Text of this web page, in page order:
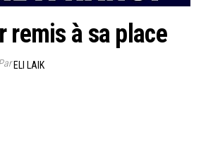
remis à sa place
ELI LAIK